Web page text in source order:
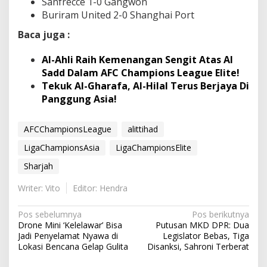
Buriram United 2-0 Shanghai Port
Baca juga :
Al-Ahli Raih Kemenangan Sengit Atas Al
Sadd Dalam AFC Champions League Elite!
Tekuk Al-Gharafa, Al-Hilal Terus Berjaya Di
Panggung Asia!
AFCChampionsLeague
alittihad
LigaChampionsAsia
LigaChampionsElite
Sharjah
Writer: Vito
Editor: Hendra
N
a
v
Pos sebelumnya
Drone Mini ‘Kelelawar’ Bisa
Jadi Penyelamat Nyawa di
Lokasi Bencana Gelap Gulita
Pos berikutnya
Putusan MKD DPR: Dua
Legislator Bebas, Tiga
Disanksi, Sahroni Terberat